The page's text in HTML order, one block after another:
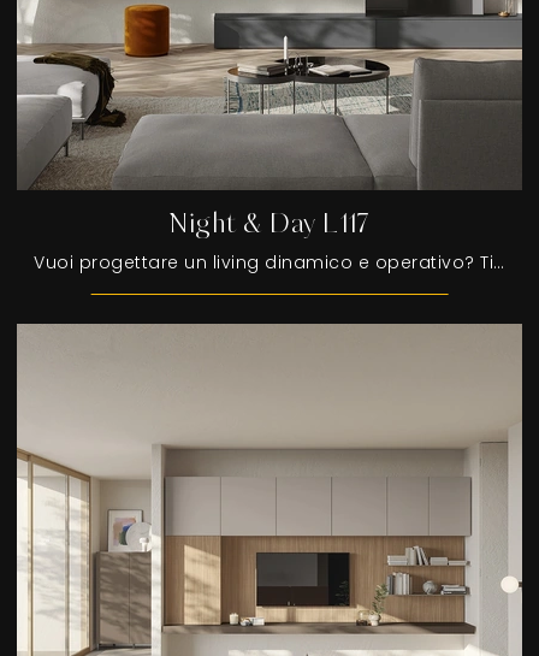
Night & Day L117
Vuoi progettare un living dinamico e operativo? Ti offriamo la parete attrezzata Night & Day L117 Colombini Casa dalle linee decise moderne.